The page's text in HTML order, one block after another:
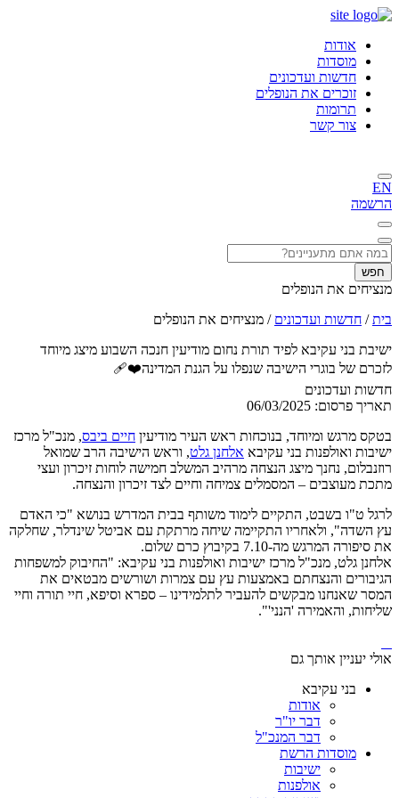
אודות
מוסדות
חדשות ועדכונים
זוכרים את הנופלים
תרומות
צור קשר
EN
הרשמה
חפש
מנציחים את הנופלים
בית/ חדשות ועדכונים / מנציחים את הנופלים
ישיבת בני עקיבא לפיד תורת נחום מודיעין חנכה השבוע מיצג מיוחד
לזכרם של בוגרי הישיבה שנפלו על הגנת המדינה❤️‍🩹
חדשות ועדכונים
תאריך פרסום:
בטקס מרגש ומיוחד, בנוכחות ראש העיר מודיעין חיים ביבס, מנכ"ל מרכז
ישיבות ואולפנות בני עקיבא אלחנן גלט, וראש הישיבה הרב שמואל
רוזנבלום, נחנך מיצג הנצחה מרהיב המשלב חמישה לוחות זיכרון ועצי
מתכת מעוצבים – המסמלים צמיחה וחיים לצד זיכרון והנצחה.
לרגל ט"ו בשבט, התקיים לימוד משותף בבית המדרש בנושא "כי האדם
עץ השדה", ולאחריו התקיימה שיחה מרתקת עם אביטל שינדלר, שחלקה
את סיפורה המרגש מה-7.10 בקיבוץ כרם שלום.
אלחנן גלט, מנכ"ל מרכז ישיבות ואולפנות בני עקיבא: "החיבוק למשפחות
הגיבורים והנצחתם באמצעות עץ עם צמרות ושורשים מבטאים את
המסר שאנחנו מבקשים להעביר לתלמידינו – ספרא וסיפא, חיי תורה וחיי
שליחות, והאמירה 'הנני'".
אולי יעניין אותך גם
בני עקיבא
אודות
דבר יו"ר
דבר המנכ"ל
מוסדות הרשת
ישיבות
אולפנות